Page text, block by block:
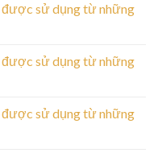
được sử dụng từ những
được sử dụng từ những
được sử dụng từ những